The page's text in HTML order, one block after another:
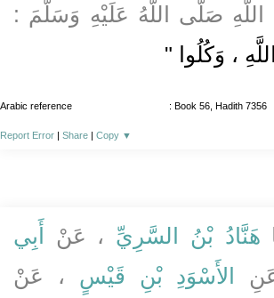
صَلَّى اللَّهُ عَلَيْهِ وَسَلَّمَ :
، وَكُلُوا "
Arabic reference : Book 56, Hadith 7356
Report Error | Share | Copy ▼
هَنَّادُ بْنُ السَّرِيِّ ، عَنْ أَبِي
الأَسْوَدِ بْنِ قَيْسٍ ، عَنْ